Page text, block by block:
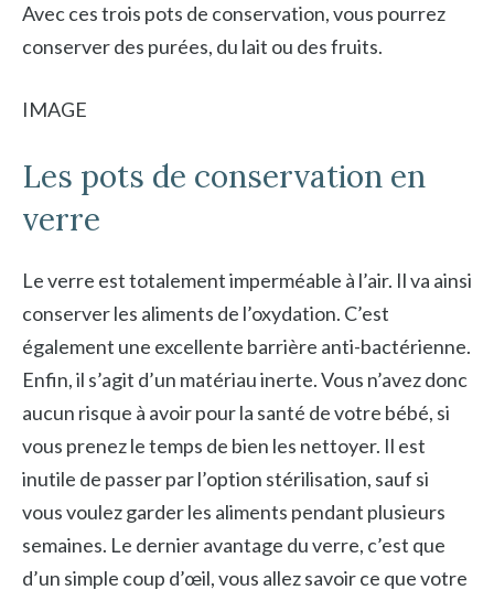
Avec ces trois pots de conservation, vous pourrez
conserver des purées, du lait ou des fruits.
IMAGE
Les pots de conservation en
verre
Le verre est totalement imperméable à l’air. Il va ainsi
conserver les aliments de l’oxydation. C’est
également une excellente barrière anti-bactérienne.
Enfin, il s’agit d’un matériau inerte. Vous n’avez donc
aucun risque à avoir pour la santé de votre bébé, si
vous prenez le temps de bien les nettoyer. Il est
inutile de passer par l’option stérilisation, sauf si
vous voulez garder les aliments pendant plusieurs
semaines. Le dernier avantage du verre, c’est que
d’un simple coup d’œil, vous allez savoir ce que votre